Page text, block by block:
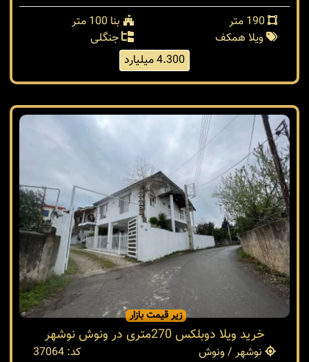
بنا 100 متر
ویلا همکف
جنگلی
4.300 میلیارد
زیر قیمت بازار
خرید ویلا دوبلکس 270متری در ونوش نوشهر
نوشهر / ونوش
کد: 37064